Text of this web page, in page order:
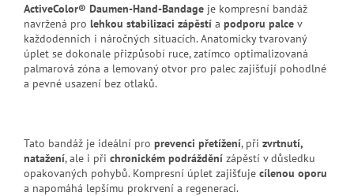
ActiveColor® Daumen-Hand-Bandage je kompresní bandáž
navržená pro lehkou stabilizaci zápěstí a podporu palce v
každodenních i náročných situacích. Anatomicky tvarovaný
úplet se dokonale přizpůsobí ruce, zatímco optimalizovaná
palmarová zóna a lemovaný otvor pro palec zajišťují pohodlné
a pevné usazení bez otlaků.
Tato bandáž je ideální pro prevenci přetížení, při zvrtnutí,
natažení, ale i při chronickém podráždění zápěstí v důsledku
opakovaných pohybů. Kompresní úplet zajišťuje cílenou oporu
a napomáhá lepšímu prokrvení a regeneraci.